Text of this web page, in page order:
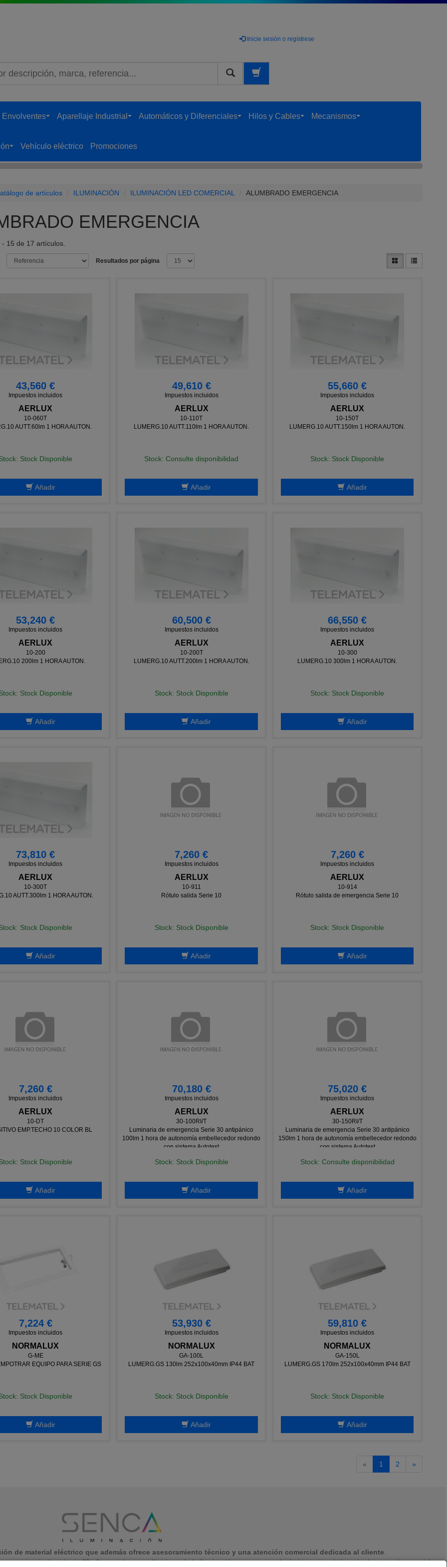
Inicie sesión o regístrese
Buscar
Aparellaje Industrial Automáticos y Diferenciales Hilos y Cables Mecanismos
Vehículo eléctrico Promociones
de artículos ILUMINACIÓN ILUMINACIÓN LED COMERCIAL ALUMBRADO EMERGENCIA
EMERGENCIA
15 de 17 artículos.
Resultados por página
43,560 €
Impuestos incluidos
AERLUX
10-060T
AUTT.60lm 1 HORA AUTON.
Stock Disponible
Añadir
49,610 €
Impuestos incluidos
AERLUX
10-110T
LUMERG.10 AUTT.110lm 1 HORA AUTON.
Stock: Consulte disponibilidad
Añadir
55,660 €
Impuestos incluidos
AERLUX
10-150T
LUMERG.10 AUTT.150lm 1 HORA AUTON.
Stock: Stock Disponible
Añadir
53,240 €
Impuestos incluidos
AERLUX
10-200
200lm 1 HORA AUTON.
Stock Disponible
Añadir
60,500 €
Impuestos incluidos
AERLUX
10-200T
LUMERG.10 AUTT.200lm 1 HORA AUTON.
Stock: Stock Disponible
Añadir
66,550 €
Impuestos incluidos
AERLUX
10-300
LUMERG.10 300lm 1 HORA AUTON.
Stock: Stock Disponible
Añadir
73,810 €
Impuestos incluidos
AERLUX
10-300T
AUTT.300lm 1 HORA AUTON.
Stock Disponible
Añadir
7,260 €
Impuestos incluidos
AERLUX
10-911
Rótulo salida Serie 10
Stock: Stock Disponible
Añadir
7,260 €
Impuestos incluidos
AERLUX
10-914
Rótulo salida de emergencia Serie 10
Stock: Stock Disponible
Añadir
7,260 €
Impuestos incluidos
AERLUX
10-DT
EMP.TECHO 10 COLOR BL
Stock Disponible
Añadir
70,180 €
Impuestos incluidos
AERLUX
30-100RI/T
Luminaria de emergencia Serie 30 antipánico
100lm 1 hora de autonomía embellecedor redondo
con sistema Autotest
Stock: Stock Disponible
Añadir
75,020 €
Impuestos incluidos
AERLUX
30-150RI/T
Luminaria de emergencia Serie 30 antipánico
150lm 1 hora de autonomía embellecedor redondo
con sistema Autotest
Stock: Consulte disponibilidad
Añadir
7,224 €
Impuestos incluidos
NORMALUX
G-ME
EQUIPO PARA SERIE GS
Stock Disponible
Añadir
53,930 €
Impuestos incluidos
NORMALUX
GA-100L
LUMERG.GS 130lm 252x100x40mm IP44 BAT
Stock: Stock Disponible
Añadir
59,810 €
Impuestos incluidos
NORMALUX
GA-150L
LUMERG.GS 170lm 252x100x40mm IP44 BAT
Stock: Stock Disponible
Añadir
« 1 2 »
de material eléctrico que además ofrece asesoramiento técnico y una atención comercial dedicada al cliente
experiencia de más de 20 años en el sector eléctrico y de la iluminación y con ganas de darle un giro al almacén de venta de material